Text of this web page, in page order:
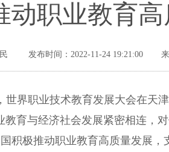
动职业教育高
发布时间：2022-11-24 19:21:00
界职业技术教育发展大会在天津
教育与经济社会发展紧密相连，
积极推动职业教育高质量发展，